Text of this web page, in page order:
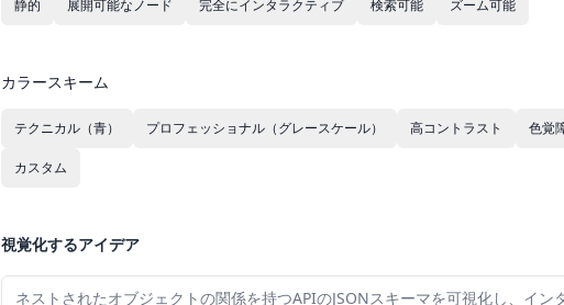
静的 展開可能なノード 完全にインタラクティブ 検索可能 ズーム可能
カラースキーム
テクニカル（青） プロフェッショナル（グレースケール） 高コントラスト 色覚
カスタム
視覚化するアイデア